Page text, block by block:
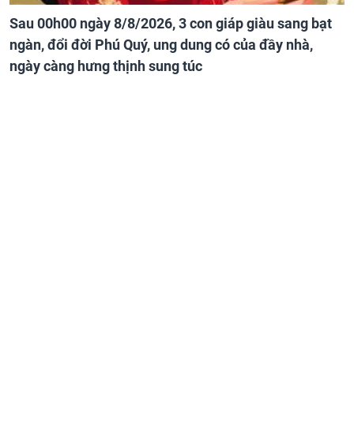
Sau 00h00 ngày 8/8/2026, 3 con giáp giàu sang bạt
ngàn, đổi đời Phú Quý, ung dung có của đầy nhà,
ngày càng hưng thịnh sung túc